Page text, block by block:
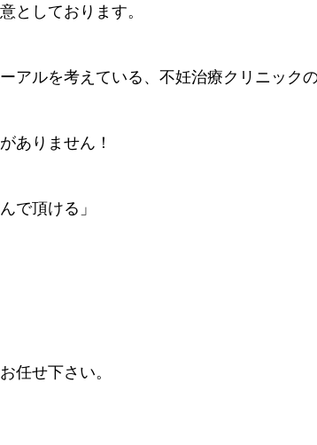
としております。
アルを考えている、不妊治療クリニック
ありません！
で頂ける」
任せ下さい。